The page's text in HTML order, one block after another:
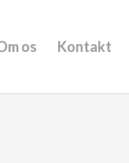
os Kontakt